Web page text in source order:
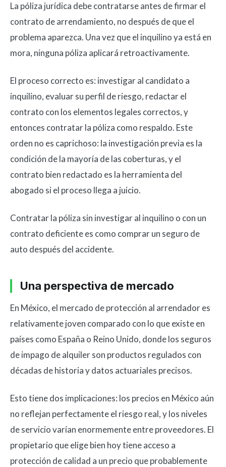
La póliza jurídica debe contratarse antes de firmar el
contrato de arrendamiento, no después de que el
problema aparezca. Una vez que el inquilino ya está en
mora, ninguna póliza aplicará retroactivamente.
El proceso correcto es: investigar al candidato a
inquilino, evaluar su perfil de riesgo, redactar el
contrato con los elementos legales correctos, y
entonces contratar la póliza como respaldo. Este
orden no es caprichoso: la investigación previa es la
condición de la mayoría de las coberturas, y el
contrato bien redactado es la herramienta del
abogado si el proceso llega a juicio.
Contratar la póliza sin investigar al inquilino o con un
contrato deficiente es como comprar un seguro de
auto después del accidente.
Una perspectiva de mercado
En México, el mercado de protección al arrendador es
relativamente joven comparado con lo que existe en
países como España o Reino Unido, donde los seguros
de impago de alquiler son productos regulados con
décadas de historia y datos actuariales precisos.
Esto tiene dos implicaciones: los precios en México aún
no reflejan perfectamente el riesgo real, y los niveles
de servicio varían enormemente entre proveedores. El
propietario que elige bien hoy tiene acceso a
protección de calidad a un precio que probablemente